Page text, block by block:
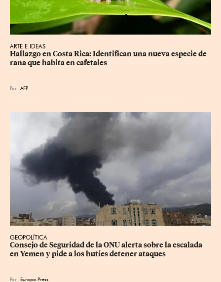
ARTE E IDEAS
Hallazgo en Costa Rica: Identifican una nueva especie de
rana que habita en cafetales
Por AFP
GEOPOLÍTICA
Consejo de Seguridad de la ONU alerta sobre la escalada
en Yemen y pide a los hutíes detener ataques
Por Europa Press